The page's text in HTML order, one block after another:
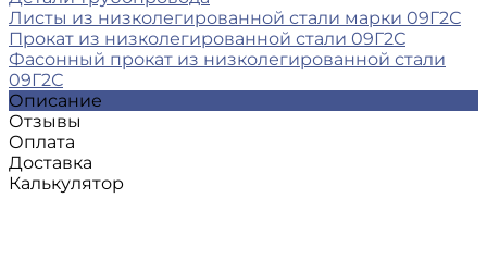
Листы из низколегированной стали марки 09Г2С
Прокат из низколегированной стали 09Г2С
Фасонный прокат из низколегированной стали
09Г2С
Описание
Отзывы
Оплата
Доставка
Калькулятор